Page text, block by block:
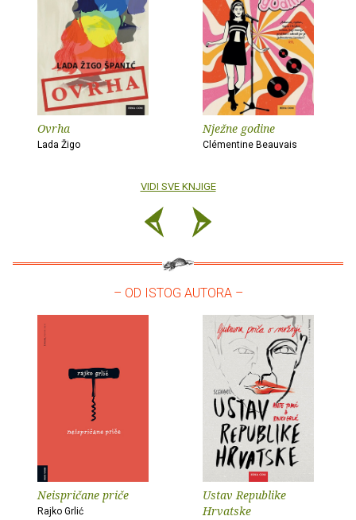
Ovrha
Lada Žigo
Nježne godine
Clémentine Beauvais
VIDI SVE KNJIGE
– OD ISTOG AUTORA –
Neispričane priče
Rajko Grlić
Ustav Republike
Hrvatske